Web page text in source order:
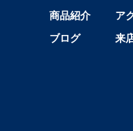
商品紹介
ブログ
ア
来